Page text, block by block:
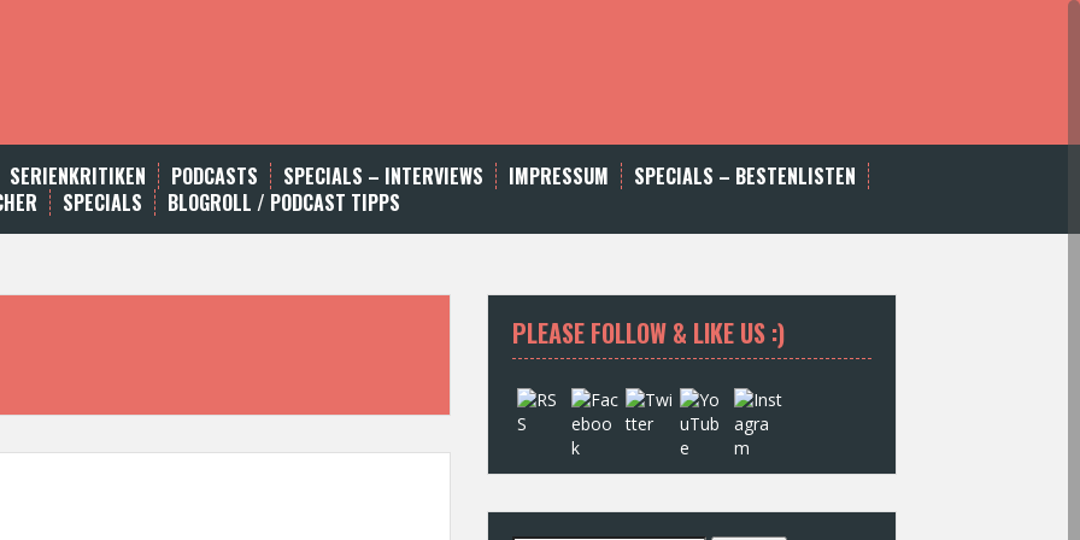
SERIENKRITIKEN PODCASTS SPECIALS – INTERVIEWS IMPRESSUM
SPECIALS – BESTENLISTEN
SPECIALS BLOGROLL / PODCAST TIPPS
PLEASE FOLLOW & LIKE US :)